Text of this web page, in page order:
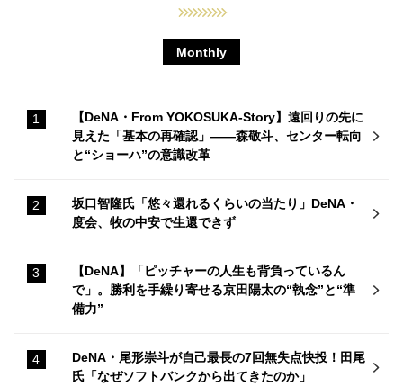
Monthly
【DeNA・From YOKOSUKA-Story】遠回りの先に
見えた「基本の再確認」——森敬斗、センター転向
と“ショーハ”の意識改革
坂口智隆氏「悠々還れるくらいの当たり」DeNA・
度会、牧の中安で生還できず
【DeNA】「ピッチャーの人生も背負っているん
で」。勝利を手繰り寄せる京田陽太の“執念”と“準
備力”
DeNA・尾形崇斗が自己最長の7回無失点快投！田尾
氏「なぜソフトバンクから出てきたのか」